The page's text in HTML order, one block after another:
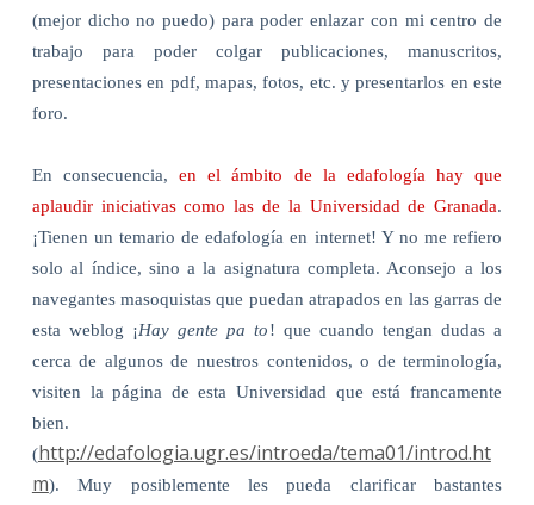
(mejor dicho no puedo) para poder enlazar con mi centro de
trabajo para poder colgar publicaciones, manuscritos,
presentaciones en pdf, mapas, fotos, etc. y presentarlos en este
foro.
En consecuencia,en el ámbito de la edafología hay que
aplaudir iniciativas como las de la Universidad de Granada.
¡Tienen un temario de edafología en internet! Y no me refiero
solo al índice, sino a la asignatura completa. Aconsejo a los
navegantes masoquistas que puedan atrapados en las garras de
esta weblog ¡Hay gente pa to! que cuando tengan dudas a
cerca de algunos de nuestros contenidos, o de terminología,
visiten la página de esta Universidad que está francamente
bien.
(http://edafologia.ugr.es/introeda/tema01/introd.ht
m). Muy posiblemente les pueda clarificar bastantes